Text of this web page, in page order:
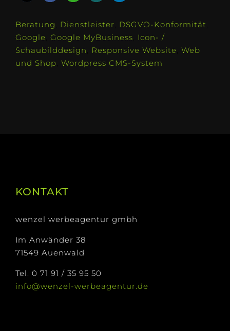
Beratung Dienstleister DSGVO-Konformität
Google Google MyBusiness Icon- /
Schaubilddesign
Responsive Website Web
und Shop Wordpress CMS-System
KONTAKT
wenzel werbeagentur gmbh
Im Anwänder 38
71549 Auenwald
Tel. 0 71 91 / 35 95 50
info@wenzel-werbeagentur.de